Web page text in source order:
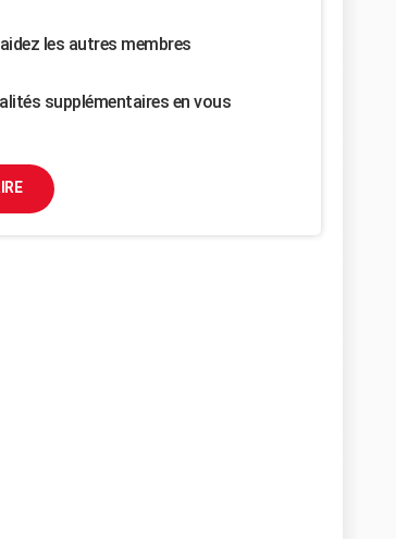
les autres membres
supplémentaires en vous